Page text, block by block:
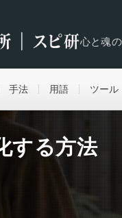
心と魂
手法 用語 ツール
する方法